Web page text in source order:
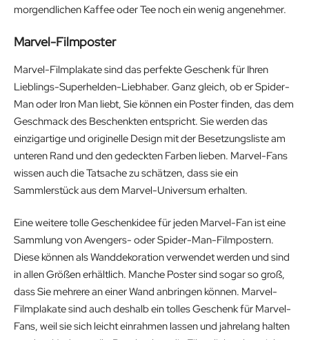
morgendlichen Kaffee oder Tee noch ein wenig angenehmer.
Marvel-Filmposter
Marvel-Filmplakate sind das perfekte Geschenk für Ihren
Lieblings-Superhelden-Liebhaber. Ganz gleich, ob er Spider-
Man oder Iron Man liebt, Sie können ein Poster finden, das dem
Geschmack des Beschenkten entspricht. Sie werden das
einzigartige und originelle Design mit der Besetzungsliste am
unteren Rand und den gedeckten Farben lieben. Marvel-Fans
wissen auch die Tatsache zu schätzen, dass sie ein
Sammlerstück aus dem Marvel-Universum erhalten.
Eine weitere tolle Geschenkidee für jeden Marvel-Fan ist eine
Sammlung von Avengers- oder Spider-Man-Filmpostern.
Diese können als Wanddekoration verwendet werden und sind
in allen Größen erhältlich. Manche Poster sind sogar so groß,
dass Sie mehrere an einer Wand anbringen können. Marvel-
Filmplakate sind auch deshalb ein tolles Geschenk für Marvel-
Fans, weil sie sich leicht einrahmen lassen und jahrelang halten